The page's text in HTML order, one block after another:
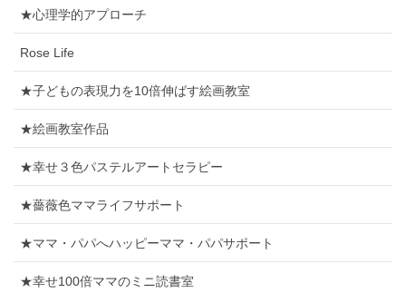
★心理学的アプローチ
Rose Life
★子どもの表現力を10倍伸ばす絵画教室
★絵画教室作品
★幸せ３色パステルアートセラピー
★薔薇色ママライフサポート
★ママ・パパへハッピーママ・パパサポート
★幸せ100倍ママのミニ読書室